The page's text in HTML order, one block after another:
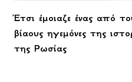
Έτσι έμοιαζε ένας από
βίαους ηγεμόνες της
της Ρωσίας